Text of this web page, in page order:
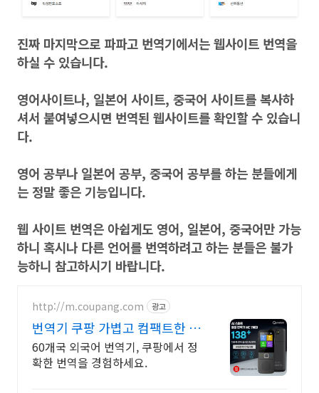
진짜 마지막으로 파파고 번역기에서는 웹사이트 번역을
하실 수 있습니다.
영어사이트나, 일본어 사이트, 중국어 사이트를 복사하
셔서 붙여넣으시면 번역된 웹사이트를 확인할 수 있습니
다.
영어 공부나 일본어 공부, 중국어 공부를 하는 분들에게
는 정말 좋은 기능입니다.
웹 사이트 번역은 아쉽게도 영어, 일본어, 중국어만 가능
하니 혹시나 다른 언어를 번역하려고 하는 분들은 불가
능하니 참고하시기 바랍니다.
http://m.coupang.com 광고
번역기 쿠팡 가볍고 컴팩트한 학
습기
60개국 외국어 번역기, 쿠팡에서 정
확한 번역을 경험하세요.